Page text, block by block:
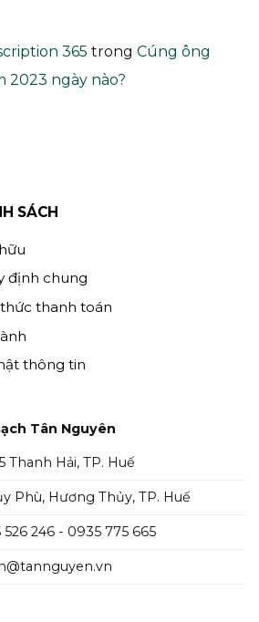
365 trong Cúng ông
2023 ngày nào?
SÁCH
định chung
thanh toán
thông tin
Tân Nguyên
Thanh Hải, TP. Huế
Phù, Hương Thủy, TP. Huế
526 246 - 0935 775 665